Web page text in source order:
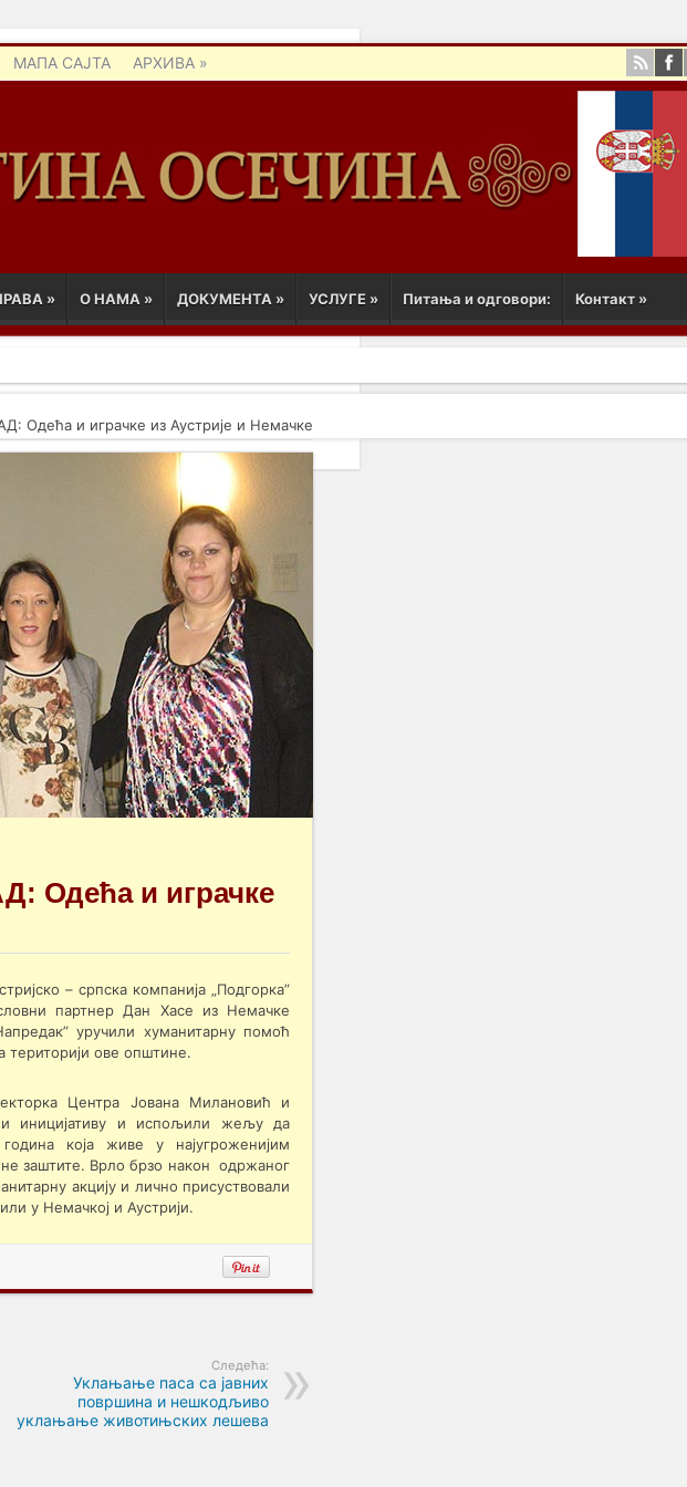
МАПА САЈТА АРХИВА »
» О НАМА » ДОКУМЕНТА » УСЛУГЕ » Питања и одговори: Контакт »
Одећа и играчке из Аустрије и Немачке
Одећа и играчке
– српска компанија „Подгорка”
партнер Дан Хасе из Немачке
уручили хуманитарну помоћ
територији ове општине.
Центра Јована Милановић и
иницијативу и испољили жељу да
која живе у најугроженијим
заштите. Врло брзо након одржаног
акцију и лично присуствовали
у Немачкој и Аустрији.
Следећа:
Уклањање паса са јавних
површина и нешкодљиво
уклањање животињских лешева